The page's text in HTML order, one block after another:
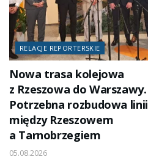
RELACJE REPORTERSKIE
Nowa trasa kolejowa
z Rzeszowa do Warszawy.
Potrzebna rozbudowa linii
między Rzeszowem
a Tarnobrzegiem
05.08.2026